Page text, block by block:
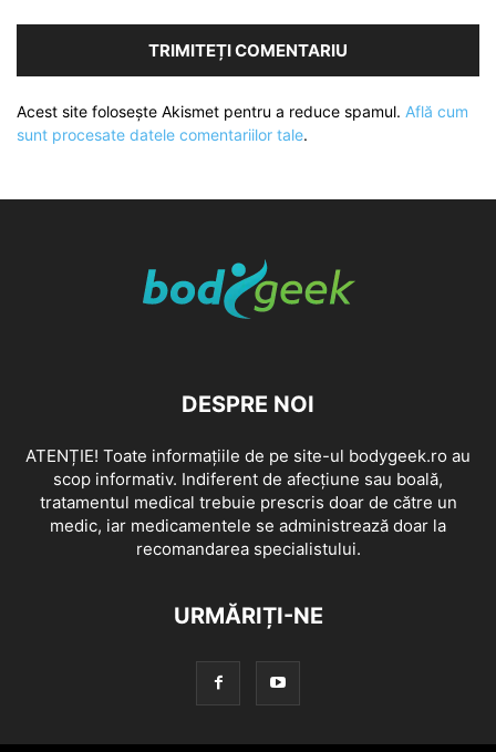
Acest site folosește Akismet pentru a reduce spamul. Află cum
sunt procesate datele comentariilor tale.
DESPRE NOI
ATENȚIE! Toate informațiile de pe site-ul bodygeek.ro au
scop informativ. Indiferent de afecțiune sau boală,
tratamentul medical trebuie prescris doar de către un
medic, iar medicamentele se administrează doar la
recomandarea specialistului.
URMĂRIȚI-NE